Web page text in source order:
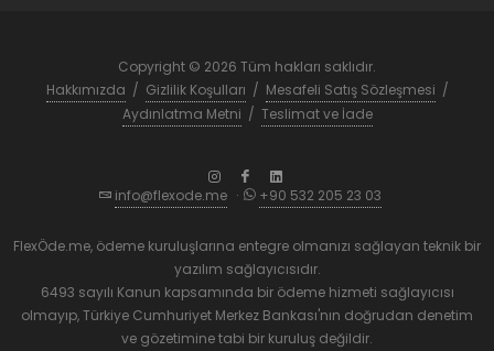
Copyright © 2026 Tüm hakları saklıdır.
Hakkımızda / Gizlilik Koşulları / Mesafeli Satış Sözleşmesi /
Aydınlatma Metni / Teslimat ve İade
info@flexode.me · +90 532 205 23 03
FlexÖde.me, ödeme kuruluşlarına entegre olmanızı sağlayan teknik bir
yazılım sağlayıcısıdır.
6493 sayılı Kanun kapsamında bir ödeme hizmeti sağlayıcısı
olmayıp, Türkiye Cumhuriyet Merkez Bankası'nın doğrudan denetim
ve gözetimine tabi bir kuruluş değildir.